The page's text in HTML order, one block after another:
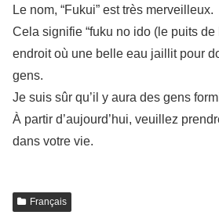
Le nom, “Fukui” est très merveilleux.
Cela signifie “fuku no ido (le puits de
endroit où une belle eau jaillit pour
gens.
Je suis sûr qu’il y aura des gens
À partir d’aujourd’hui, veuillez
dans votre vie.
Français